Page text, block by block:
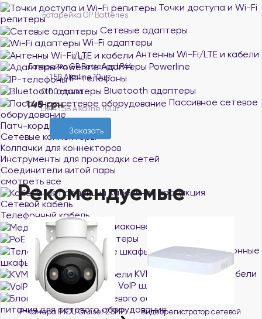
Точки доступа и Wi-Fi
репитеры
Сетевые адаптеры
Wi-Fi адаптеры
Антенны Wi-Fi/LTE и кабели
Адаптеры Powerline
IP-телефоны
Bluetooth адаптеры
Пассивное сетевое
оборудование
Патч-корды
Сетевые коннекторы
Колпачки для коннекторов
Инструменты для прокладки сетей
Соединители витой пары
смотреть все
Кабельная продукция
Сетевой кабель
Телефонный кабель
Медиаконвертеры
PoE адаптеры
Телекоммуникационные
шкафы
KVM коммутаторы и кабели
VoIP шлюзы и адаптеры
питания для сетевого оборудования
Батарейка GP Batteries LR44
1.5B Alkaline 10шт
0.00 отзыва
Нет в наличии
145 грн
Заказать
Рекомендуемые
Видеорегистратор сетевой
Камера видеонаблюдения